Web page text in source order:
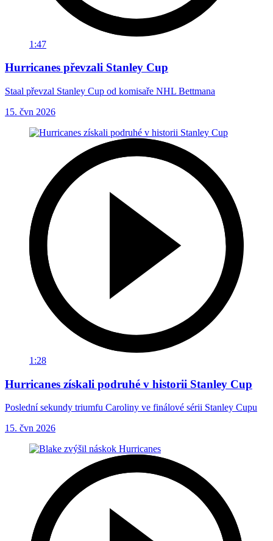
1:47
Hurricanes převzali Stanley Cup
Staal převzal Stanley Cup od komisaře NHL Bettmana
15. čvn 2026
1:28
Hurricanes získali podruhé v historii Stanley Cup
Poslední sekundy triumfu Caroliny ve finálové sérii Stanley Cupu
15. čvn 2026